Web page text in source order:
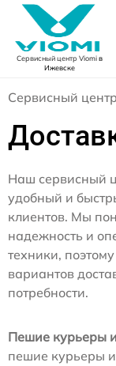
Сервисный центр Viomiв
Ижевске
Сервисный
Наш сервисный
удобный и
клиентов. Мы
надежность и
техники,
вариантов
потребности.
Пешие курьеры
пешие курьеры